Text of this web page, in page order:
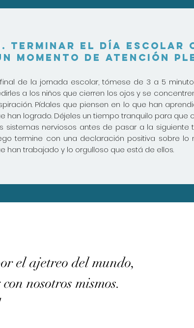
Terminar el día escolar
momento de atención
de la jornada escolar, tómese de 3 a 5
a los niños que cierren los ojos y se
Pídales que piensen en lo que han
han logrado. Déjeles un tiempo tranquilo para que
sistemas nerviosos antes de pasar a la siguiente
termine con una declaración positiva sobre lo
han trabajado y lo orgulloso que está de ellos.
el ajetreo del mundo,
nosotros mismos.